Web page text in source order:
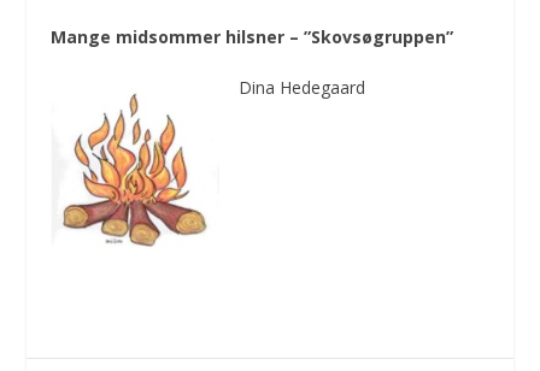
Mange midsommer hilsner – ”Skovsøgruppen”
Dina Hedegaard